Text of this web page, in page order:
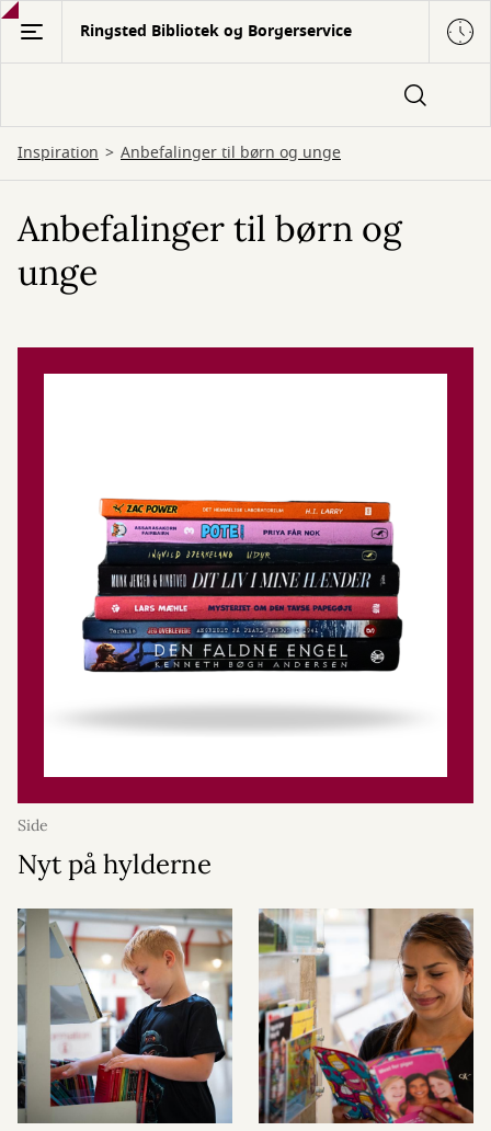
Gå
hovedindhold
Ringsted Bibliotek og Borgerservice
Inspiration Anbefalinger til børn og unge
Anbefalinger til børn og
unge
Side
Nyt på hylderne